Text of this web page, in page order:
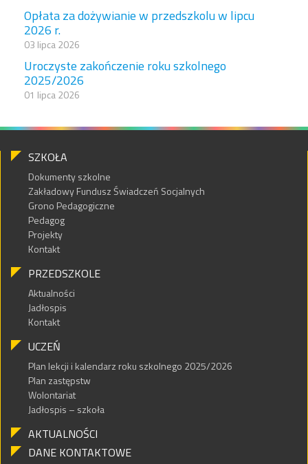
Opłata za dożywianie w przedszkolu w lipcu
2026 r.
03 lipca 2026
Uroczyste zakończenie roku szkolnego
2025/2026
01 lipca 2026
SZKOŁA
Dokumenty szkolne
Zakładowy Fundusz Świadczeń Socjalnych
Grono Pedagogiczne
Pedagog
Projekty
Kontakt
PRZEDSZKOLE
Aktualności
Jadłospis
Kontakt
UCZEŃ
Plan lekcji i kalendarz roku szkolnego 2025/2026
Plan zastępstw
Wolontariat
Jadłospis – szkoła
AKTUALNOŚCI
DANE KONTAKTOWE